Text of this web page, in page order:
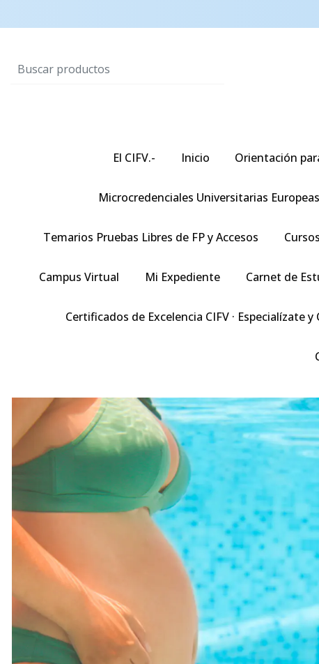
El CIFV.- Inicio Orientación
Microcredenciales Universitarias Europeas
Temarios Pruebas Libres de FP y Accesos
Campus Virtual Mi Expediente Carnet de
Certificados de Excelencia CIFV · Especialízate